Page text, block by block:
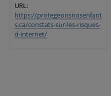
URL:
https://protegeonsnosenfant
s.ca/constats-sur-les-risques-
d-internet/